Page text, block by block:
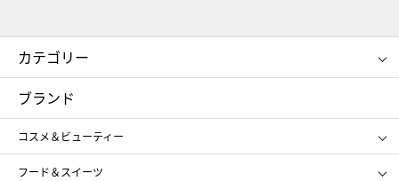
カテゴリー
コスメ＆ビューティー
ギフト
レディース
メンズ
スポーツ・アウトドア
ブランド
コスメ＆ビューティー
SHISEIDO
フード＆スイーツ